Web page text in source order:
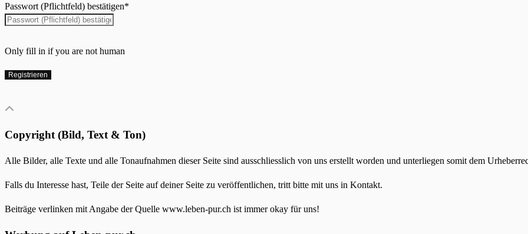
Passwort (Pflichtfeld) bestätigen*
Only fill in if you are not human
Copyright (Bild, Text & Ton)
Alle Bilder, alle Texte und alle Tonaufnahmen dieser Seite sind ausschliesslich von uns erstellt worden und unterliegen somit dem
Falls du Interesse hast, Teile der Seite auf deiner Seite zu veröffentlichen, tritt bitte mit uns in Kontakt.
Beiträge verlinken mit Angabe der Quelle www.leben-pur.ch ist immer okay für uns!